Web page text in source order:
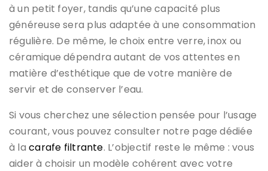
à un petit foyer, tandis qu’une capacité plus
généreuse sera plus adaptée à une consommation
régulière. De même, le choix entre verre, inox ou
céramique dépendra autant de vos attentes en
matière d’esthétique que de votre manière de
servir et de conserver l’eau.
Si vous cherchez une sélection pensée pour l’usage
courant, vous pouvez consulter notre page dédiée
à lacarafe filtrante. L’objectif reste le même : vous
aider à choisir un modèle cohérent avec votre